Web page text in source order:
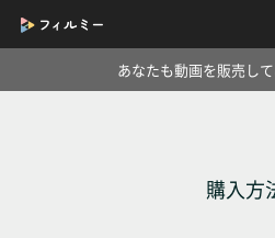
あなたも動画を販売し
購入方